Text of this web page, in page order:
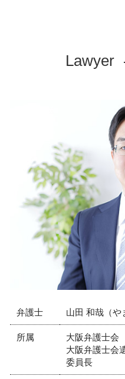
労働時間 管理義務
民事訴訟 強制執行
就業規則 変更
残業代 未払い 罰則
弁護士 顧問契約 メ
売掛金 払ってくれ
就業規則 作成
就業規則 違反
契約不履行 裁判
交通事故 弁護士 相
リーガルチェック
債権回収 弁護士
相続 弁護士 相談 芦
交通事故 弁護士
顧問弁護士 弁護士
リーガルチェック
リーガルチェック
離婚 弁護士 相談
リーガルチェック
離婚 弁護士 相談 神
債権回収 弁護士
顧問弁護士 弁護士
債権回収 弁護士 相
企業法務 弁護士
Lawyer
弁護士 山田 和哉（や
所属
大阪弁護士会
大阪弁護士会
委員長